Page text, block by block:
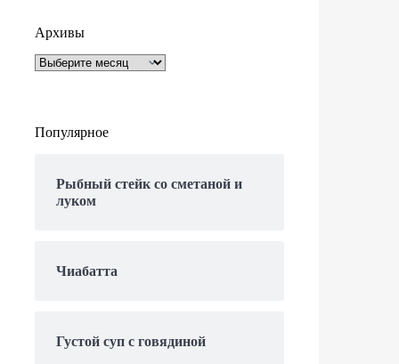
Архивы
Архивы
Популярное
Рыбный стейк со сметаной и
луком
Чиабатта
Густой суп с говядиной